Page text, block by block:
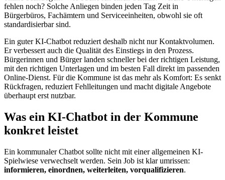
fehlen noch? Solche Anliegen binden jeden Tag Zeit in
Bürgerbüros, Fachämtern und Serviceeinheiten, obwohl sie oft
standardisierbar sind.
Ein guter KI-Chatbot reduziert deshalb nicht nur Kontaktvolumen.
Er verbessert auch die Qualität des Einstiegs in den Prozess.
Bürgerinnen und Bürger landen schneller bei der richtigen Leistung,
mit den richtigen Unterlagen und im besten Fall direkt im passenden
Online-Dienst. Für die Kommune ist das mehr als Komfort: Es senkt
Rückfragen, reduziert Fehlleitungen und macht digitale Angebote
überhaupt erst nutzbar.
Was ein KI-Chatbot in der Kommune
konkret leistet
Ein kommunaler Chatbot sollte nicht mit einer allgemeinen KI-
Spielwiese verwechselt werden. Sein Job ist klar umrissen:
informieren, einordnen, weiterleiten, vorqualifizieren.